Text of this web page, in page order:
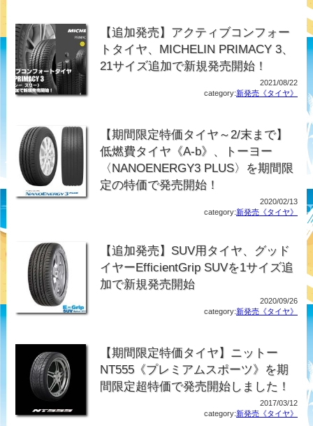
【追加発売】アクティブコンフォー
トタイヤ、MICHELIN PRIMACY 3、
21サイズ追加で新規発売開始！
2021/08/22
category:新発売《タイヤ》
【期間限定特価タイヤ～2/末まで】
低燃費タイヤ《A-b》、トーヨー
〈NANOENERGY3 PLUS〉を期間限
定の特価で発売開始！
2020/02/13
category:新発売《タイヤ》
【追加発売】SUV用タイヤ、グッド
イヤーEfficientGrip SUVを1サイズ追
加で新規発売開始
2020/09/26
category:新発売《タイヤ》
【期間限定特価タイヤ】ニットー
NT555《プレミアムスポーツ》を期
間限定超特価で発売開始しました！
2017/03/12
category:新発売《タイヤ》